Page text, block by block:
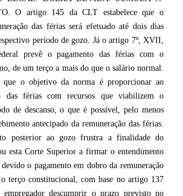
O artigo 145 da CLT estabelece que o
das férias será efetuado até dois dias
período de gozo. Já o artigo 7º, XVII,
prevê o pagamento das férias com o
de um terço a mais do que o salário normal.
que o objetivo da norma é proporcionar ao
das férias com recursos que viabilizem o
de descanso, o que é possível, pelo menos
antecipado da remuneração das férias.
posterior ao gozo frustra a finalidade do
esta Corte Superior a firmar o entendimento
o pagamento em dobro da remuneração
terço constitucional, com base no artigo 137
descumprir o prazo previsto no